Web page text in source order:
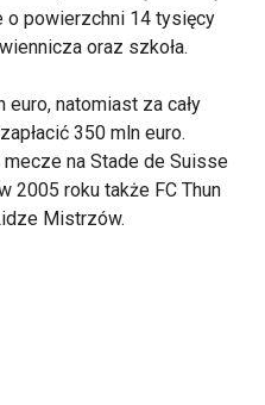
o powierzchni 14 tysięcy
oraz szkoła.
natomiast za cały
350 mln euro.
na Stade de Suisse
2005 roku także FC Thun
Mistrzów.